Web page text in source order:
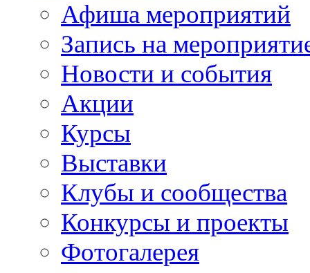
Афиша мероприятий
Запись на
Новости и события
Акции
Курсы
Выставки
Клубы и сообщества
Конкурсы и проекты
Фотогалерея